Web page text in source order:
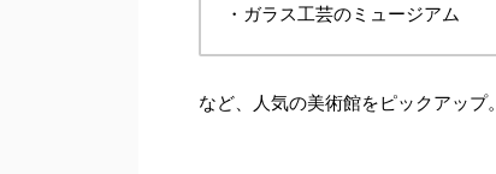
・ガラス工芸のミュージアム
など、人気の美術館をピックアップ。